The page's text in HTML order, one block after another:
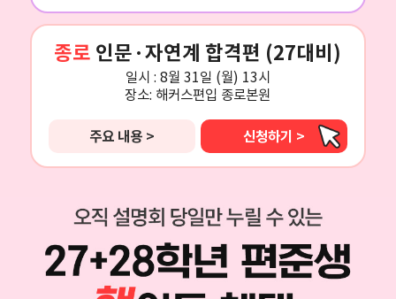
종로 인문·자연계 합격편 (27대비)
일시 : 8월 31일 (월) 13시
장소: 해커스편입 종로본원
주요 내용 > 신청하기 >